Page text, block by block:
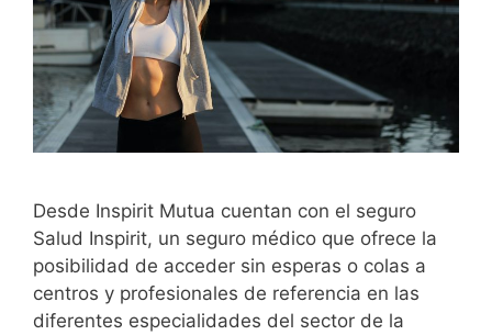
Desde Inspirit Mutua cuentan con el seguro
Salud Inspirit, un seguro médico que ofrece la
posibilidad de acceder sin esperas o colas a
centros y profesionales de referencia en las
diferentes especialidades del sector de la